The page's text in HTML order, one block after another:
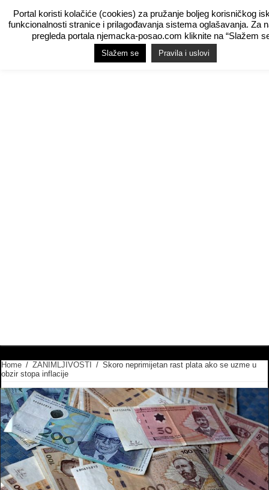
Home / ZANIMLJIVOSTI / Skoro neprimijetan rast plata ako se uzme u
obzir stopa inflacije
Portal koristi kolačiće (cookies) za pružanje boljeg korisničkog
funkcionalnosti stranice i prilagođavanja sistema oglašavanja. Za
pregleda portala njemacka-posao.com kliknite na “Slažem
Slažem se Pravila i uslovi